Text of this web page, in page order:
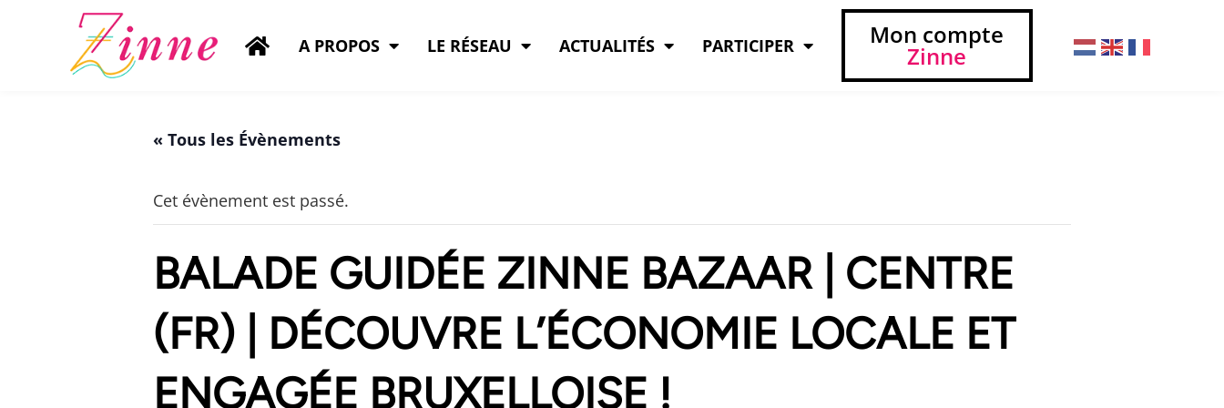
A PROPOS LE RÉSEAU ACTUALITÉS PARTICIPER Mon compte
Zinne
« Tous les Évènements
Cet évènement est passé.
BALADE GUIDÉE ZINNE BAZAAR | CENTRE
(FR) | DÉCOUVRE L’ÉCONOMIE LOCALE ET
ENGAGÉE BRUXELLOISE !